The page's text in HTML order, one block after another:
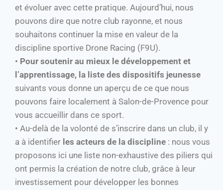
et évoluer avec cette pratique. Aujourd’hui, nous
pouvons dire que notre club rayonne, et nous
souhaitons continuer la mise en valeur de la
discipline sportive Drone Racing (F9U).
• Pour soutenir au mieux le développement et
l’apprentissage, la liste des dispositifs jeunesse
suivants vous donne un aperçu de ce que nous
pouvons faire localement à Salon-de-Provence pour
vous accueillir dans ce sport.
• Au-delà de la volonté de s’inscrire dans un club, il y
a à identifier les acteurs de la discipline : nous vous
proposons ici une liste non-exhaustive des piliers qui
ont permis la création de notre club, grâce à leur
investissement pour développer les bonnes